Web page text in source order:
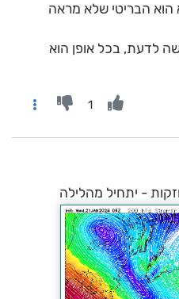
הבריטי שלא מראה
לדעת, בכל אופן הוא
1
- יתחיל מהלילה